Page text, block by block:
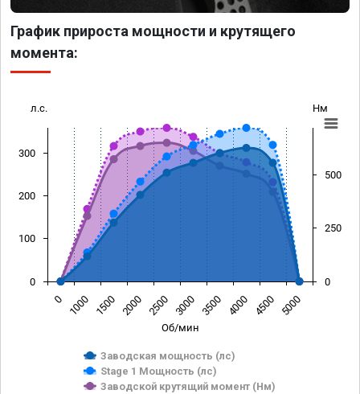
График прироста мощности и крутящего
момента:
Об/мин
л.с. Нм
Заводская мощность (лс)
Stage 1 Мощность (лс)
Заводской крутящий момент (Нм)
0 1000 1500 2000 2500 3000 3500 4000 4500 5000
0
100
200
300
0
250
500